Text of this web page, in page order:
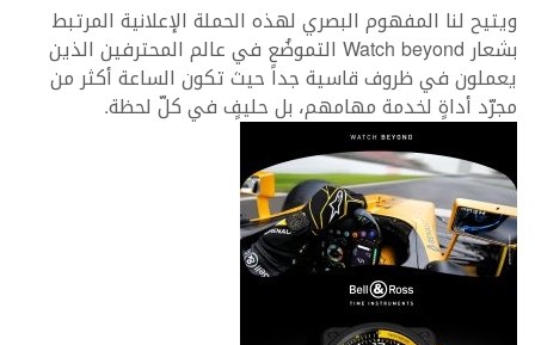
ويتيح لنا المفهوم البصري لهذه الحملة الإعلانية المرتبط
بشعار Watch beyond التموضُع في عالم المحترفين الذين
يعملون في ظروف قاسية جداً حيث تكون الساعة أكثر من
مجرّد أداةٍ لخدمة مهامهم، بل حليفٍ في كلّ لحظة.